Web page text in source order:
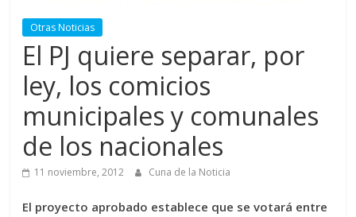
Otras Noticias
El PJ quiere separar, por
ley, los comicios
municipales y comunales
de los nacionales
11 noviembre, 2012 Cuna de la Noticia
El proyecto aprobado establece que se votará entre